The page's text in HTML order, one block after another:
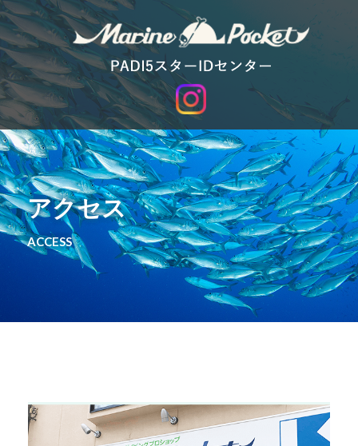
アクセス
ACCESS